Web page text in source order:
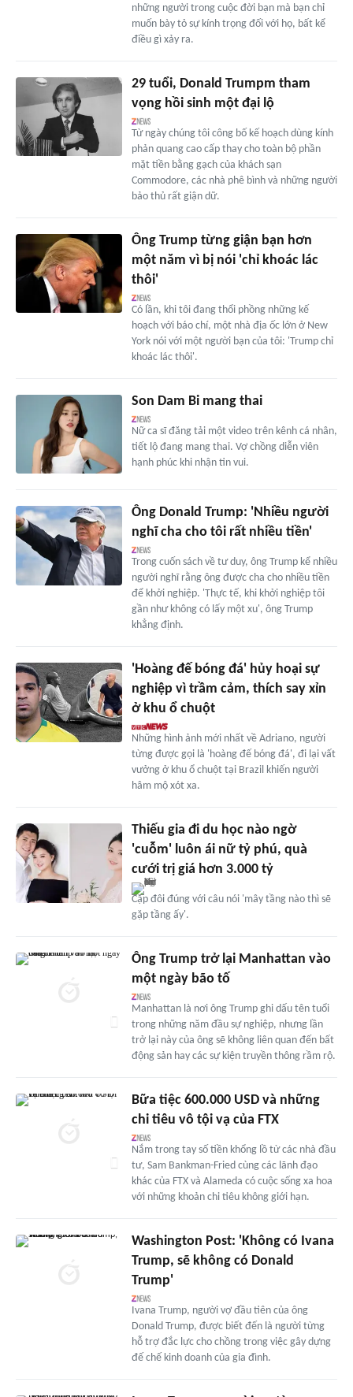
những người trong cuộc đời bạn mà bạn chỉ
muốn bày tỏ sự kính trọng đối với họ, bất kể
điều gì xảy ra.
29 tuổi, Donald Trumpm tham
vọng hồi sinh một đại lộ
Từ ngày chúng tôi công bố kế hoạch dùng kính
phản quang cao cấp thay cho toàn bộ phần
mặt tiền bằng gạch của khách sạn
Commodore, các nhà phê bình và những người
bảo thủ rất giận dữ.
Ông Trump từng giận bạn hơn
một năm vì bị nói 'chỉ khoác lác
thôi'
Có lần, khi tôi đang thổi phồng những kế
hoạch với báo chí, một nhà địa ốc lớn ở New
York nói với một người bạn của tôi: 'Trump chỉ
khoác lác thôi'.
Son Dam Bi mang thai
Nữ ca sĩ đăng tải một video trên kênh cá nhân,
tiết lộ đang mang thai. Vợ chồng diễn viên
hạnh phúc khi nhận tin vui.
Ông Donald Trump: 'Nhiều người
nghĩ cha cho tôi rất nhiều tiền'
Trong cuốn sách về tư duy, ông Trump kể nhiều
người nghĩ rằng ông được cha cho nhiều tiền
để khởi nghiệp. 'Thực tế, khi khởi nghiệp tôi
gần như không có lấy một xu', ông Trump
khẳng định.
'Hoàng đế bóng đá' hủy hoại sự
nghiệp vì trầm cảm, thích say xỉn
ở khu ổ chuột
Những hình ảnh mới nhất về Adriano, người
từng được gọi là 'hoàng đế bóng đá', đi lại vất
vưởng ở khu ổ chuột tại Brazil khiến người
hâm mộ xót xa.
Thiếu gia đi du học nào ngờ
'cuỗm' luôn ái nữ tỷ phú, quà
cưới trị giá hơn 3.000 tỷ
Cặp đôi đúng với câu nói 'mây tầng nào thì sẽ
gặp tầng ấy'.
Ông Trump trở lại Manhattan vào
một ngày bão tố
Manhattan là nơi ông Trump ghi dấu tên tuổi
trong những năm đầu sự nghiệp, nhưng lần
trở lại này của ông sẽ không liên quan đến bất
động sản hay các sự kiện truyền thông rầm rộ.
Bữa tiệc 600.000 USD và những
chi tiêu vô tội vạ của FTX
Nắm trong tay số tiền khổng lồ từ các nhà đầu
tư, Sam Bankman-Fried cùng các lãnh đạo
khác của FTX và Alameda có cuộc sống xa hoa
với những khoản chi tiêu không giới hạn.
Washington Post: 'Không có Ivana
Trump, sẽ không có Donald
Trump'
Ivana Trump, người vợ đầu tiên của ông
Donald Trump, được biết đến là người từng
hỗ trợ đắc lực cho chồng trong việc gây dựng
đế chế kinh doanh của gia đình.